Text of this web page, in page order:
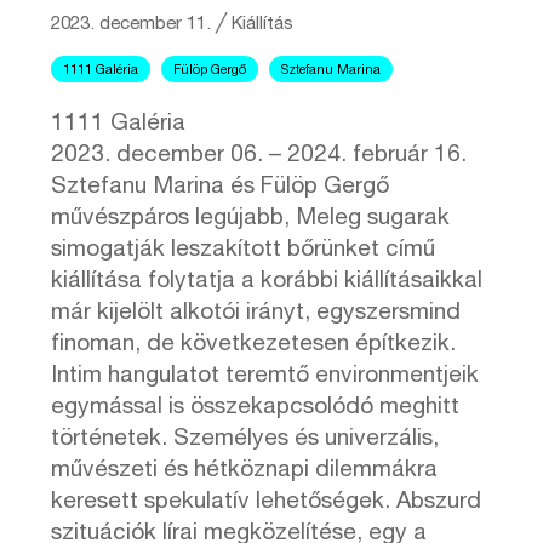
2023. december 11. ╱ Kiállítás
1111 Galéria Fülöp Gergő Sztefanu Marina
1111 Galéria
2023. december 06. – 2024. február 16.
Sztefanu Marina és Fülöp Gergő
művészpáros legújabb, Meleg sugarak
simogatják leszakított bőrünket című
kiállítása folytatja a korábbi kiállításaikkal
már kijelölt alkotói irányt, egyszersmind
finoman, de következetesen építkezik.
Intim hangulatot teremtő environmentjeik
egymással is összekapcsolódó meghitt
történetek. Személyes és univerzális,
művészeti és hétköznapi dilemmákra
keresett spekulatív lehetőségek. Abszurd
szituációk lírai megközelítése, egy a